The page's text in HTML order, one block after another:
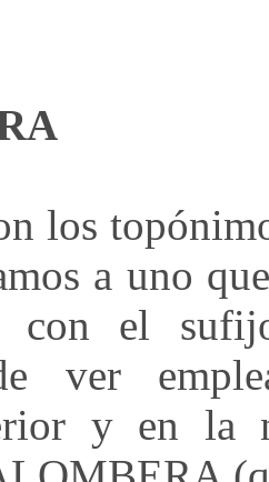
los
a uno
con el
ver
y en la